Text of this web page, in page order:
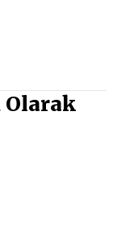
Olarak